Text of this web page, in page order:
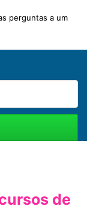
perguntas a um
de